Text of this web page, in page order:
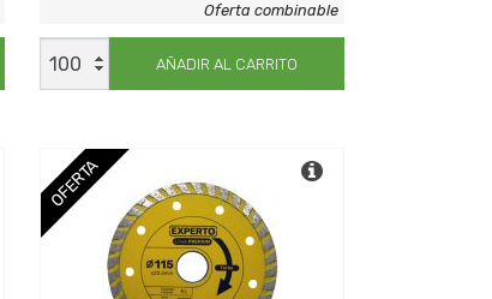
ROLLO
DE
CINTA100MM/7500K/100M
AÑADIR AL CARRITO
Oferta combinable
OFERTA